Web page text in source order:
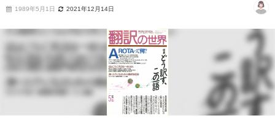
1989年5月1日 2021年12月14日